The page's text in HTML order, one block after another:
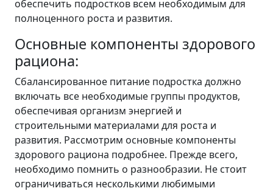
обеспечить подростков всем необходимым для
полноценного роста и развития.
Основные компоненты здорового
рациона:
Сбалансированное питание подростка должно
включать все необходимые группы продуктов,
обеспечивая организм энергией и
строительными материалами для роста и
развития. Рассмотрим основные компоненты
здорового рациона подробнее. Прежде всего,
необходимо помнить о разнообразии. Не стоит
ограничиваться несколькими любимыми